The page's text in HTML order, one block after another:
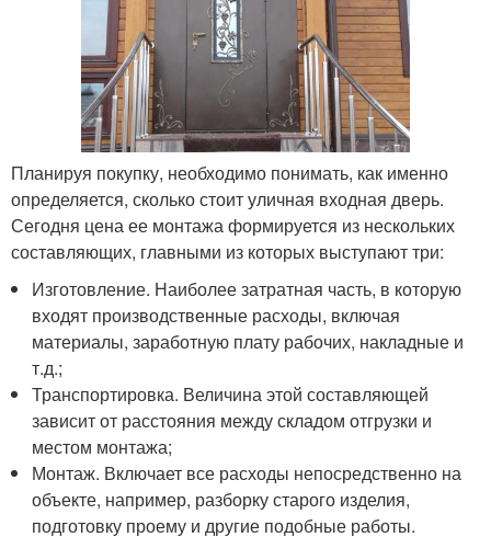
Планируя покупку, необходимо понимать, как именно
определяется, сколько стоит уличная входная дверь.
Сегодня цена ее монтажа формируется из нескольких
составляющих, главными из которых выступают три:
Изготовление. Наиболее затратная часть, в которую
входят производственные расходы, включая
материалы, заработную плату рабочих, накладные и
т.д.;
Транспортировка. Величина этой составляющей
зависит от расстояния между складом отгрузки и
местом монтажа;
Монтаж. Включает все расходы непосредственно на
объекте, например, разборку старого изделия,
подготовку проему и другие подобные работы.